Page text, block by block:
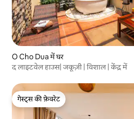
O Cho Dua में घर
द लाइटवेल हाउस| जकूज़ी | विशाल | केंद्र में
गेस्ट्स की फ़ेवरेट
गेस्ट्स की फ़ेवरेट